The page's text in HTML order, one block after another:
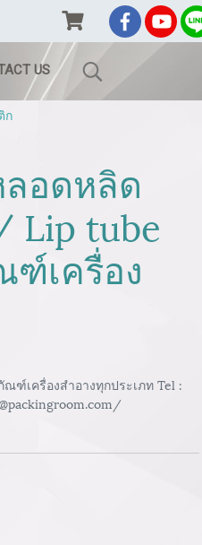
US
ก
อดหลิด
Lip tube
เครื่อง
เครื่องสำอางทุกประเภท Tel :